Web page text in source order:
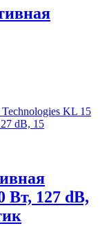
Вт, 127 dB,